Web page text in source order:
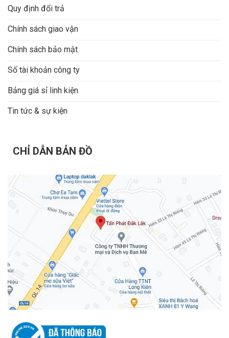
Quy định đổi trả
Chính sách giao vận
Chính sách bảo mật
Số tài khoản công ty
Bảng giá sỉ linh kiện
Tin tức & sự kiện
CHỈ DẪN BẢN ĐỒ